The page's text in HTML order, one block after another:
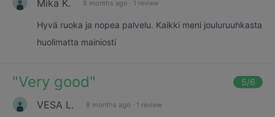
Mika K. 8 months ago · 1 review
Hyvä ruoka ja nopea palvelu. Kaikki meni jouluruuhkasta
huolimatta mainiosti
"Very good" 5/6
VESA L. 8 months ago · 1 review